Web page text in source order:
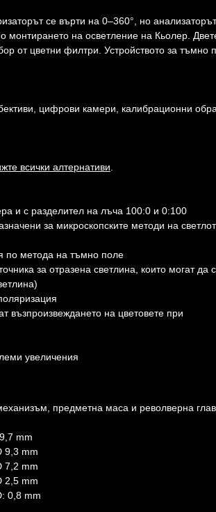
се върти на 0–360°, но
на осветление на Кьолер.
от цветни филтри. Устройството за тъмно
цифрови камери, калибрационни
всички алтернативи.
и с разделител на лъча 100:0 и 0:100
за микроскопските методи на
по метода на тъмно поле
за отразена светлина, които могат да
възпроизвеждането на цветовете при
увеличения
предметна маса и револверна
mm
9,3 mm
7,2 mm
2,5 mm
0,8 mm